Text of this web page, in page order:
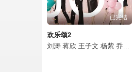
已完结
欢乐颂2
刘涛 蒋欣 王子文 杨紫 乔欣